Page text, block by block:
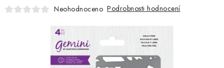
OBLÍBENÉ ♥️
FOTORECENZE
MOJE OBJEDNÁVKA
Neohodnoceno Podrobnosti hodnocení